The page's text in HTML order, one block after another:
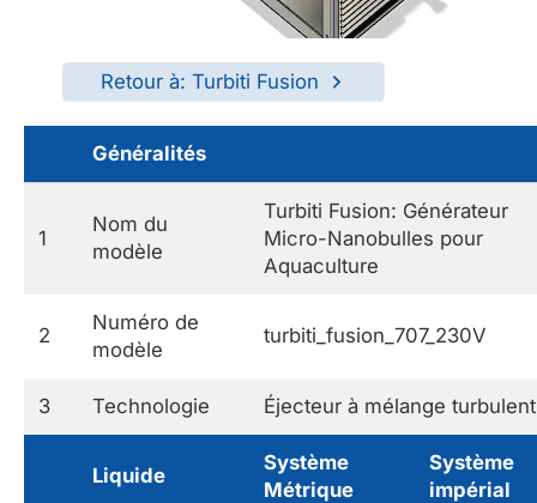
Retour à: Turbiti Fusion
Généralités
1
Nom du
modèle
Turbiti Fusion: Générateur
Micro-Nanobulles pour
Aquaculture
2
Numéro de
modèle
turbiti_fusion_707_230V
3 Technologie Éjecteur à mélange turbulent
Liquide
Système
Métrique
Système
impérial